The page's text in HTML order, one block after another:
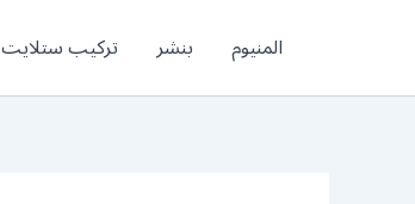
المنيوم بنشر تركيب ستلايت